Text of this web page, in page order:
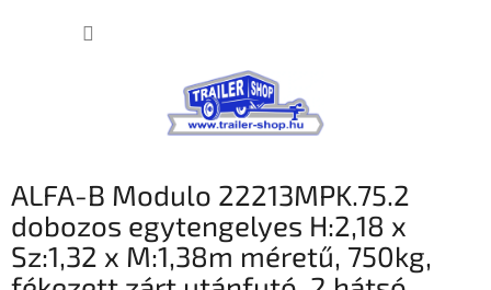
ALFA-B Modulo 22213MPK.75.2
dobozos egytengelyes H:2,18 x
Sz:1,32 x M:1,38m méretű, 750kg,